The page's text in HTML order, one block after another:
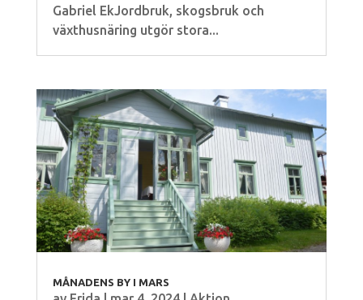
Gabriel EkJordbruk, skogsbruk och
växthusnäring utgör stora...
MÅNADENS BY I MARS